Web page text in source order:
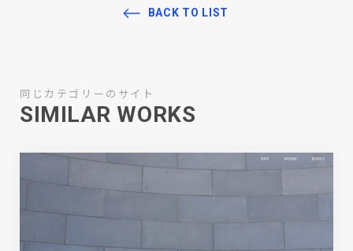
BACK TO LIST
同じカテゴリーのサイト
SIMILAR WORKS